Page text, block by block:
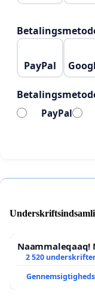
PayPal
PayPal
Naammaleqaaq!
2 520